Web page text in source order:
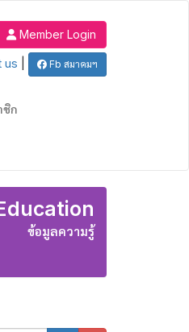
Member Login
us Fb สมาคมฯ
ชิก
ข้อมูลความรู้